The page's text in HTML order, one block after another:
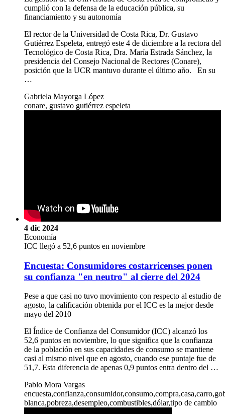
cumplió con la defensa de la educación pública, su
financiamiento y su autonomía
El rector de la Universidad de Costa Rica, Dr. Gustavo
Gutiérrez Espeleta, entregó este 4 de diciembre a la rectora del
Tecnológico de Costa Rica, Dra. María Estrada Sánchez, la
presidencia del Consejo Nacional de Rectores (Conare),
posición que la UCR mantuvo durante el último año. En su
…
Gabriela Mayorga López
conare, gustavo gutiérrez espeleta
4 dic 2024
Economía
ICC llegó a 52,6 puntos en noviembre
Encuesta: Consumidores costarricenses ponen
su confianza "en neutro" al cierre del 2024
Pese a que casi no tuvo movimiento con respecto al estudio de
agosto, la calificación obtenida por el ICC es la mejor desde
mayo del 2010
El Índice de Confianza del Consumidor (ICC) alcanzó los
52,6 puntos en noviembre, lo que significa que la confianza
de la población en sus capacidades de consumo se mantiene
casi al mismo nivel que en agosto, cuando ese puntaje fue de
51,7. Esta diferencia de apenas 0,9 puntos entra dentro del …
Pablo Mora Vargas
blanca,pobreza,desempleo,combustibles,dólar,tipo de cambio